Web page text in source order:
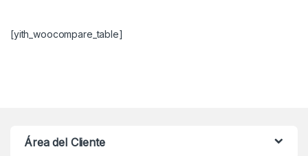
[yith_woocompare_table]
Área del Cliente